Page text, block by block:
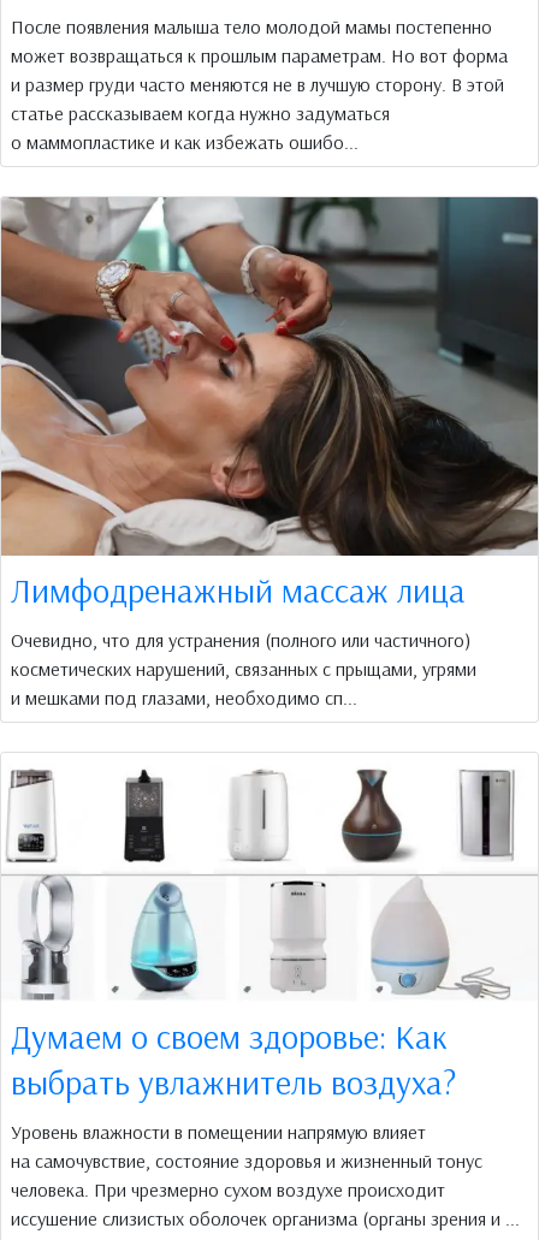
После появления малыша тело молодой мамы постепенно
может возвращаться к прошлым параметрам. Но вот форма
и размер груди часто меняются не в лучшую сторону. В этой
статье рассказываем когда нужно задуматься
о маммопластике и как избежать ошибо...
Лимфодренажный массаж лица
Очевидно, что для устранения (полного или частичного)
косметических нарушений, связанных с прыщами, угрями
и мешками под глазами, необходимо сп...
Думаем о своем здоровье: Как
выбрать увлажнитель воздуха?
Уровень влажности в помещении напрямую влияет
на самочувствие, состояние здоровья и жизненный тонус
человека. При чрезмерно сухом воздухе происходит
иссушение слизистых оболочек организма (органы зрения и ...